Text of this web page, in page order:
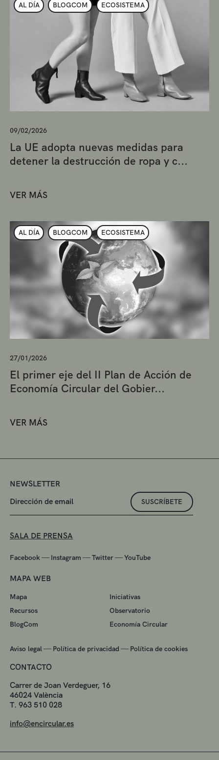
AL DÍA BLOGCOM ECOSISTEMA
09/02/2026
La UE adopta nuevas medidas para
detener la destrucción de ropa y c...
VER MÁS
AL DÍA BLOGCOM ECOSISTEMA
27/01/2026
El primer eje del II Plan de Acción de
Economía Circular del Gobier...
VER MÁS
NEWSLETTER
SUSCRÍBETE
SALA DE PRENSA
Facebook — Instagram —Twitter—YouTube
MAPA WEB
Mapa
Iniciativas
Recursos
Observatorio
BlogCom
Economía Circular
Aviso legal — Política de privacidad — Política de cookies
CONTACTO
Carrer de Joan Verdeguer, 16
46024 València
T. 963 510 028
info@encircular.es